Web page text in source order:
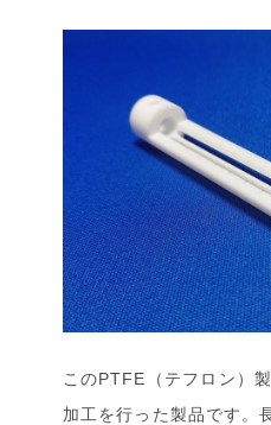
このPTFE（テフロン）
加工を行った製品です。